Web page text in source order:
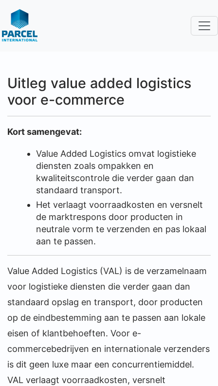
Uitleg value added logistics
voor e-commerce
Kort samengevat:
Value Added Logistics omvat logistieke
diensten zoals ompakken en
kwaliteitscontrole die verder gaan dan
standaard transport.
Het verlaagt voorraadkosten en versnelt
de marktrespons door producten in
neutrale vorm te verzenden en pas lokaal
aan te passen.
Value Added Logistics (VAL) is de verzamelnaam
voor logistieke diensten die verder gaan dan
standaard opslag en transport, door producten
op de eindbestemming aan te passen aan lokale
eisen of klantbehoeften. Voor e-
commercebedrijven en internationale verzenders
is dit geen luxe maar een concurrentiemiddel.
VAL verlaagt voorraadkosten, versnelt